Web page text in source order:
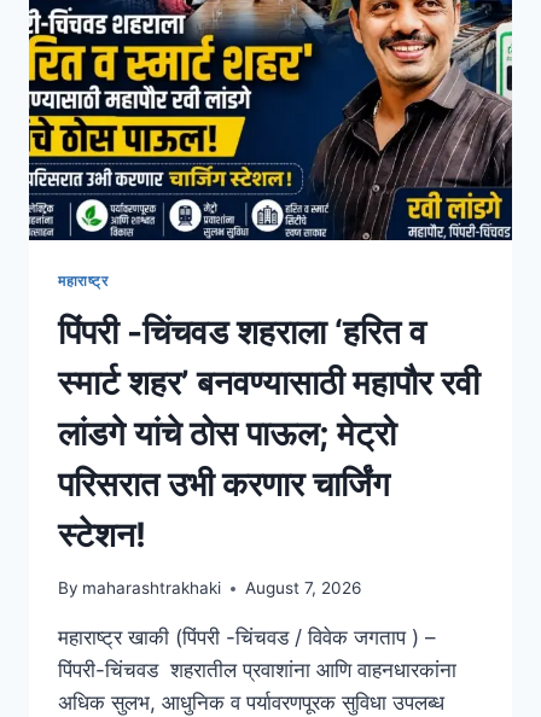
महाराष्ट्र
पिंपरी -चिंचवड शहराला ‘हरित व
स्मार्ट शहर’ बनवण्यासाठी महापौर रवी
लांडगे यांचे ठोस पाऊल; मेट्रो
परिसरात उभी करणार चार्जिंग
स्टेशन!
By maharashtrakhaki August 7, 2026
महाराष्ट्र खाकी (पिंपरी -चिंचवड / विवेक जगताप ) –
पिंपरी-चिंचवड शहरातील प्रवाशांना आणि वाहनधारकांना
अधिक सुलभ, आधुनिक व पर्यावरणपूरक सुविधा उपलब्ध